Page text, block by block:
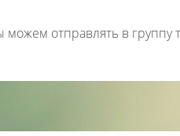
отправлять в группу